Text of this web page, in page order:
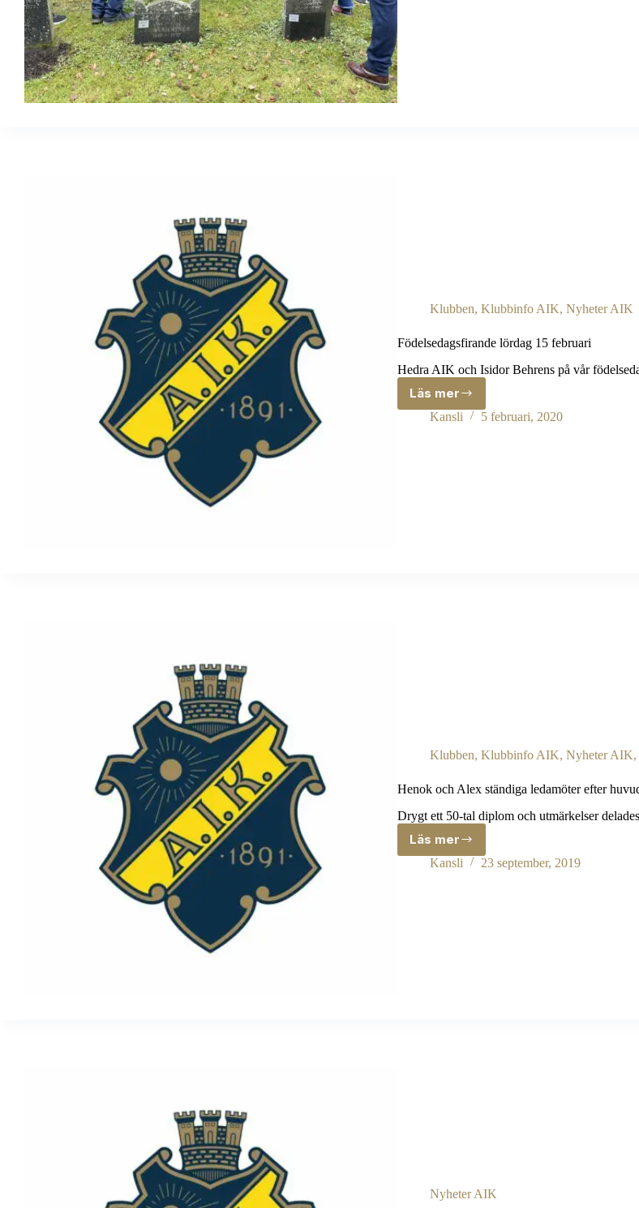
Klubben, Klubbinfo AIK, Nyheter AIK
Födelsedagsfirande lördag 15 februari
Hedra AIK och Isidor Behrens på vår
Läs merFödelsedagsfirande
lördag
Kansli 5 februari, 2020
Klubben, Klubbinfo AIK, Nyheter AIK,
Henok och Alex ständiga ledamöter efter
Drygt ett 50-tal diplom och utmärkelser
Läs mer
Henok
och
Kansli 23 september, 2019
Nyheter AIK